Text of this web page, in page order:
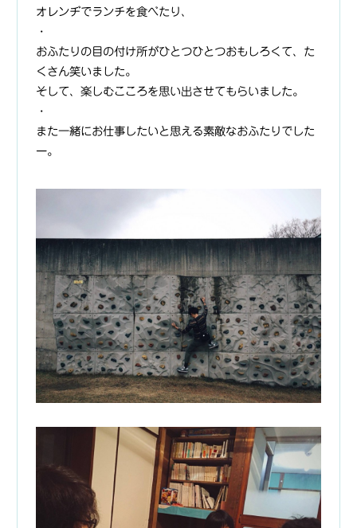
オレンヂでランチを食べたり、
・
おふたりの目の付け所がひとつひとつおもしろくて、た
くさん笑いました。
そして、楽しむこころを思い出させてもらいました。
・
また一緒にお仕事したいと思える素敵なおふたりでした
ー。